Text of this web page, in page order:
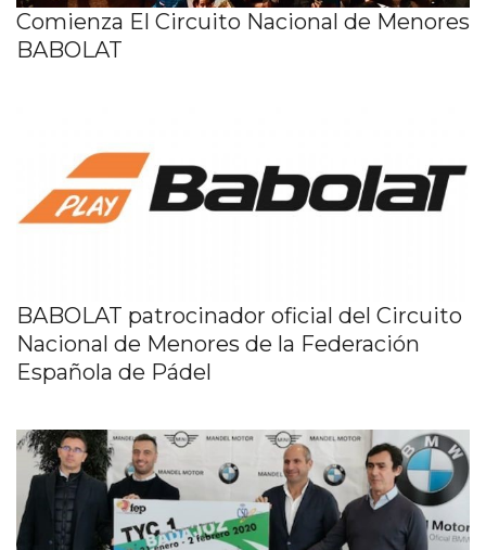
Comienza El Circuito Nacional de Menores
BABOLAT
BABOLAT patrocinador oficial del Circuito
Nacional de Menores de la Federación
Española de Pádel